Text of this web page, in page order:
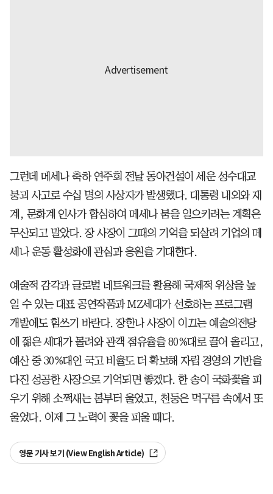
그런데 메세나 축하 연주회 전날 동아건설이 세운 성수대교
붕괴 사고로 수십 명의 사상자가 발생했다. 대통령 내외와 재
계, 문화계 인사가 합심하여 메세나 붐을 일으키려는 계획은
무산되고 말았다. 장 사장이 그때의 기억을 되살려 기업의 메
세나 운동 활성화에 관심과 응원을 기대한다.
예술적 감각과 글로벌 네트워크를 활용해 국제적 위상을 높
일 수 있는 대표 공연작품과 MZ세대가 선호하는 프로그램
개발에도 힘쓰기 바란다. 장한나 사장이 이끄는 예술의전당
에 젊은 세대가 몰려와 관객 점유율을 80%대로 끌어 올리고,
예산 중 30%대인 국고 비율도 더 확보해 자립 경영의 기반을
다진 성공한 사장으로 기억되면 좋겠다. 한 송이 국화꽃을 피
우기 위해 소쩍새는 봄부터 울었고, 천둥은 먹구름 속에서 또
울었다. 이제 그 노력이 꽃을 피울 때다.
영문 기사 보기 (View English Article)